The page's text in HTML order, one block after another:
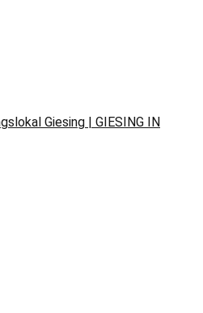
Giesing | GIESING IN